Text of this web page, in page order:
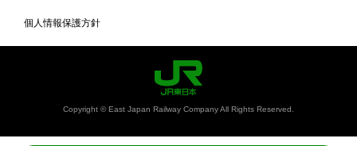
個人情報保護方針
Copyright © East Japan Railway Company All Rights Reserved.